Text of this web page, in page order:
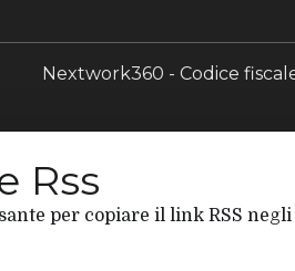
Nextwork360 - Codice
Rss
per copiare il link RSS